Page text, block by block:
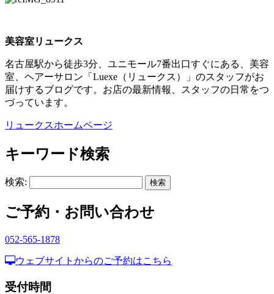
美容室リュークス
名古屋駅から徒歩3分、ユニモール7番出口すぐにある、美容
室、ヘアーサロン「Luexe（リュークス）」のスタッフがお
届けするブログです。お店の最新情報、スタッフの日常をつ
づっています。
リュークスホームページ
キーワード検索
検索:
ご予約・お問い合わせ
052-565-1878
ウェブサイトからのご予約はこちら
受付時間